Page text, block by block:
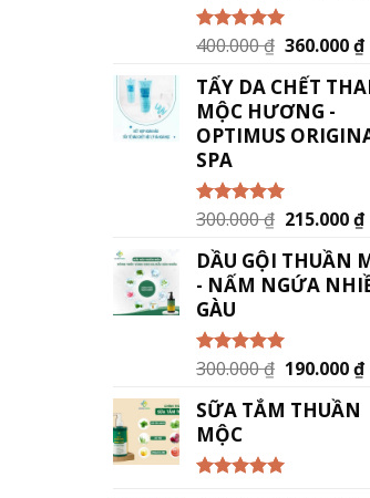
Được xếp
5.005
sao
400.000₫ 360.000₫
TẨY DA CHẾT
MỘC HƯƠNG -
OPTIMUS
SPA
Được xếp
5.005
sao
300.000₫ 215.000₫
DẦU GỘI THUẦN
- NẤM NGỨA
GÀU
Được xếp
5.005
sao
300.000₫ 190.000₫
SỮA TẮM THUẦN
MỘC